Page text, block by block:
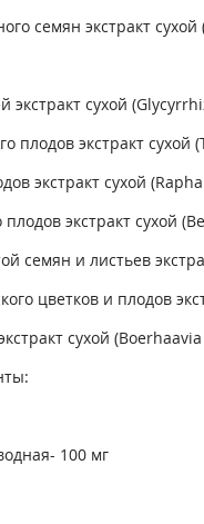
семян экстракт
экстракт сухой
плодов экстракт сухой
экстракт сухой
экстракт сухой
семян и листьев
цветков и плодов
сухой
100 мг